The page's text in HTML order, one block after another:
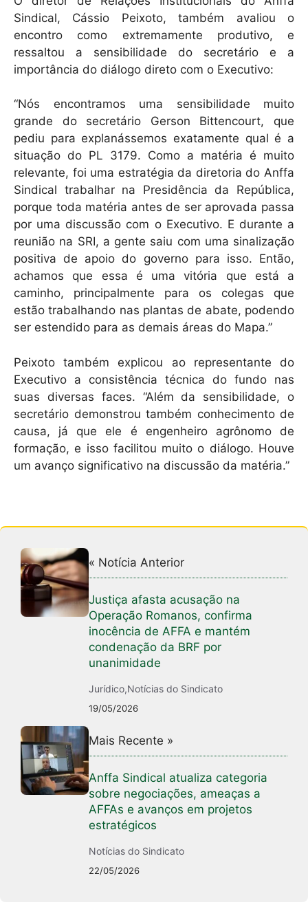
Sindical, Cássio Peixoto, também avaliou o
encontro como extremamente produtivo, e
ressaltou a sensibilidade do secretário e a
importância do diálogo direto com o Executivo:
“Nós encontramos uma sensibilidade muito
grande do secretário Gerson Bittencourt, que
pediu para explanássemos exatamente qual é a
situação do PL 3179. Como a matéria é muito
relevante, foi uma estratégia da diretoria do Anffa
Sindical trabalhar na Presidência da República,
porque toda matéria antes de ser aprovada passa
por uma discussão com o Executivo. E durante a
reunião na SRI, a gente saiu com uma sinalização
positiva de apoio do governo para isso. Então,
achamos que essa é uma vitória que está a
caminho, principalmente para os colegas que
estão trabalhando nas plantas de abate, podendo
ser estendido para as demais áreas do Mapa.”
Peixoto também explicou ao representante do
Executivo a consistência técnica do fundo nas
suas diversas faces. “Além da sensibilidade, o
secretário demonstrou também conhecimento de
causa, já que ele é engenheiro agrônomo de
formação, e isso facilitou muito o diálogo. Houve
um avanço significativo na discussão da matéria.”
« Notícia Anterior
Justiça afasta acusação na
Operação Romanos, confirma
inocência de AFFA e mantém
condenação da BRF por
unanimidade
Jurídico,Notícias do Sindicato
19/05/2026
Mais Recente »
Anffa Sindical atualiza categoria
sobre negociações, ameaças a
AFFAs e avanços em projetos
estratégicos
Notícias do Sindicato
22/05/2026